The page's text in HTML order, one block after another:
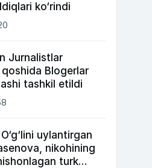
ko‘rindi
Jurnalistlar
Blogerlar
tashkil etildi
uylantirgan
nikohining
turk